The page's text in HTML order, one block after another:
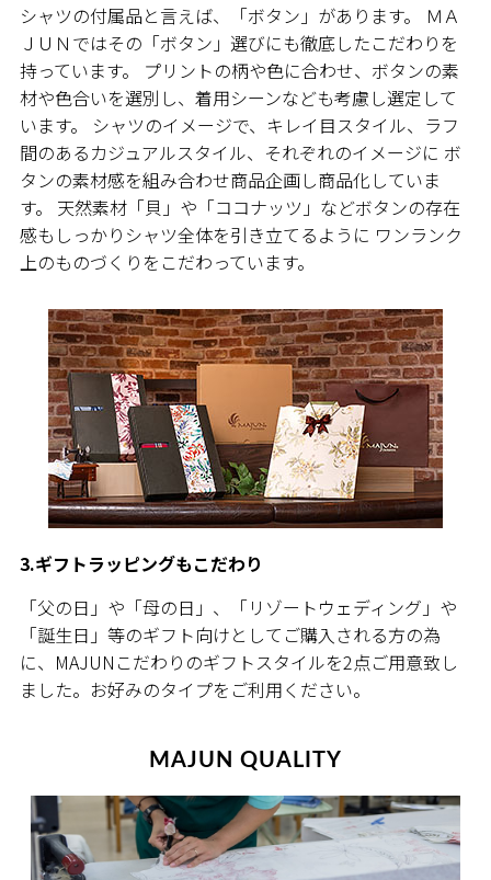
シャツの付属品と言えば、「ボタン」があります。 ＭＡ
ＪＵＮではその「ボタン」選びにも徹底したこだわりを
持っています。 プリントの柄や色に合わせ、ボタンの素
材や色合いを選別し、着用シーンなども考慮し選定して
います。 シャツのイメージで、キレイ目スタイル、ラフ
間のあるカジュアルスタイル、それぞれのイメージに ボ
タンの素材感を組み合わせ商品企画し商品化していま
す。 天然素材「貝」や「ココナッツ」などボタンの存在
感もしっかりシャツ全体を引き立てるように ワンランク
上のものづくりをこだわっています。
3.ギフトラッピングもこだわり
「父の日」や「母の日」、「リゾートウェディング」や
「誕生日」等のギフト向けとしてご購入される方の為
に、MAJUNこだわりのギフトスタイルを2点ご用意致し
ました。お好みのタイプをご利用ください。
MAJUN QUALITY